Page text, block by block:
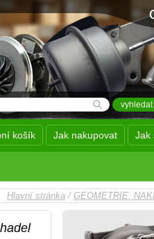
košík Jak nakupovat Jak
Hlavní stránka / GEOMETRIE,